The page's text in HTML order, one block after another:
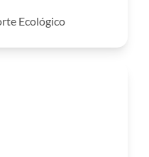
Ecológico